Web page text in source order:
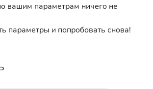
вашим параметрам ничего не
параметры и попробовать снова!